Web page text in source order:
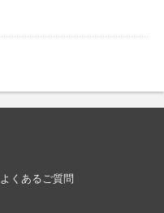
よくあるご質問